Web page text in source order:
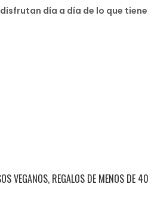
día a día de lo que
VEGANOS, REGALOS DE MENOS DE